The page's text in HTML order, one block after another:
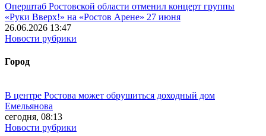
Оперштаб Ростовской области отменил концерт группы
«Руки Вверх!» на «Ростов Арене» 27 июня
26.06.2026 13:47
Новости рубрики
Город
В центре Ростова может обрушиться доходный дом
Емельянова
сегодня, 08:13
Новости рубрики